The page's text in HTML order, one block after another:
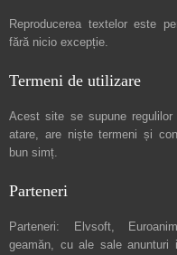
Reproducerea textelor este
fără nicio excepție.
Termeni de utilizare
Acest site se supune
atare, are niștetermeni și
bun simț.
Parteneri
Parteneri: Elvsoft,
geamăn, cu ale sale anunturi